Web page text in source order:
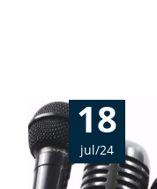
18
jul/24